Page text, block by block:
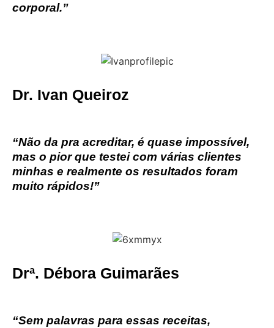
corporal.”
Dr. Ivan Queiroz
“Não da pra acreditar, é quase impossível,
mas o pior que testei com várias clientes
minhas e realmente os resultados foram
muito rápidos!”
Drª. Débora Guimarães
“Sem palavras para essas receitas,